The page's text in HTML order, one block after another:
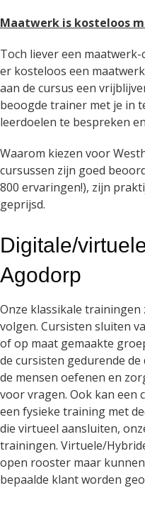
Maatwerk is kosteloos
Toch liever een
er kosteloos een
aan de cursus een
beoogde trainer met je in
leerdoelen te bespreken
Waarom kiezen voor
cursussen zijn goed
800 ervaringen!), zijn
geprijsd.
Digitale/
Agodorp
Onze klassikale
volgen. Cursisten sluiten
of op maat gemaakte
de cursisten gedurende
de mensen oefenen en
voor vragen. Ook kan een
een fysieke training met
die virtueel aansluiten,
trainingen. Virtuele/
open rooster maar
bepaalde klant worden